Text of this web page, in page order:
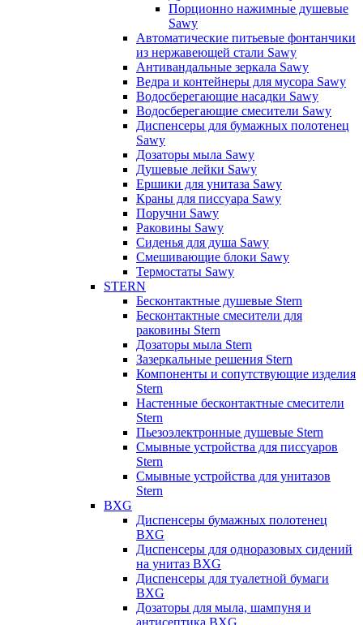
Порционно нажимные душевые
Sawy
Автоматические питьевые фонтанчики
из нержавеющей стали Sawy
Антивандальные зеркала Sawy
Ведра и контейнеры для мусора Sawy
Водосберегающие насадки Sawy
Водосберегающие смесители Sawy
Диспенсеры для бумажных полотенец
Sawy
Дозаторы мыла Sawy
Душевые лейки Sawy
Ершики для унитаза Sawy
Краны для писсуара Sawy
Поручни Sawy
Раковины Sawy
Сиденья для душа Sawy
Смешивающие блоки Sawy
Термостаты Sawy
STERN
Бесконтактные душевые Stern
Бесконтактные смесители для
раковины Stern
Дозаторы мыла Stern
Зазеркальные решения Stern
Компоненты и сопутствующие изделия
Stern
Настенные бесконтактные смесители
Stern
Пьезоэлектронные душевые Stern
Смывные устройства для писсуаров
Stern
Смывные устройства для унитазов
Stern
BXG
Диспенсеры бумажных полотенец
BXG
Диспенсеры для одноразовых сидений
на унитаз BXG
Диспенсеры для туалетной бумаги
BXG
Дозаторы для мыла, шампуня и
антисептика BXG